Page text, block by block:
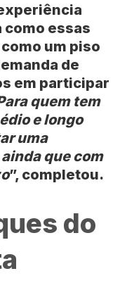
como essas
um piso
de
em participar
quem tem
e longo
uma
que com
”, completou.
do